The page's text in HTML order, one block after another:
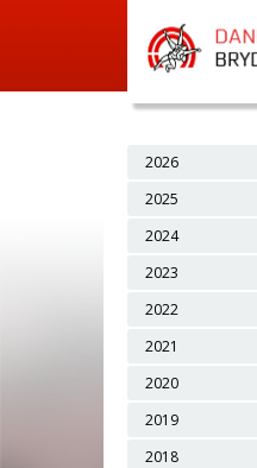
2026
2025
2024
2023
2022
2021
2020
2019
2018